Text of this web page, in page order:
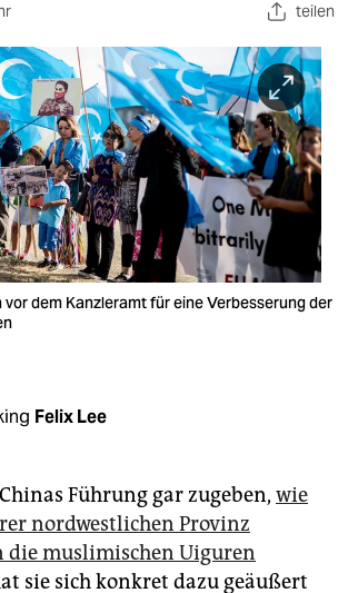
teilen
dem Kanzleramt für eine Verbesserung der
Felix Lee
Führung gar zugeben, wie
nordwestlichen Provinz
die muslimischen Uiguren
sie sich konkret dazu geäußert